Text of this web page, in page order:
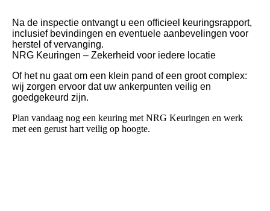
Na de inspectie ontvangt u een officieel keuringsrapport,
inclusief bevindingen en eventuele aanbevelingen voor
herstel of vervanging.
NRG Keuringen – Zekerheid voor iedere locatie
Of het nu gaat om een klein pand of een groot complex:
wij zorgen ervoor dat uw ankerpunten veilig en
goedgekeurd zijn.
Plan vandaag nog een keuring met NRG Keuringen en werk
met een gerust hart veilig op hoogte.